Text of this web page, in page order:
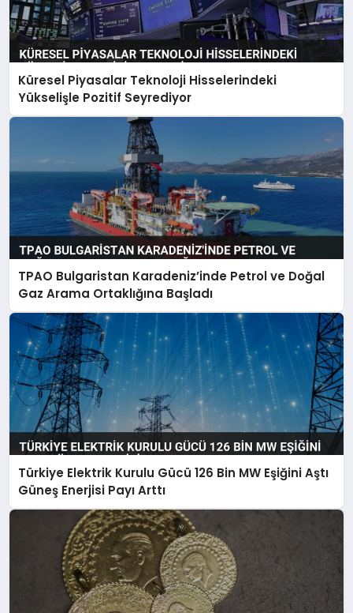
Küresel Piyasalar Teknoloji Hisselerindeki
Yükselişle Pozitif Seyrediyor
TPAO Bulgaristan Karadeniz’inde Petrol ve Doğal
Gaz Arama Ortaklığına Başladı
Türkiye Elektrik Kurulu Gücü 126 Bin MW Eşiğini Aştı
Güneş Enerjisi Payı Arttı